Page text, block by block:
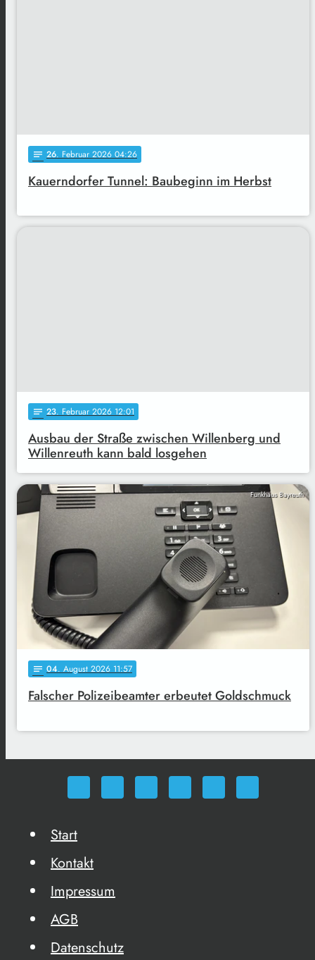
notes 26. Februar 2026 04:26
Kauerndorfer Tunnel: Baubeginn im Herbst
notes 23. Februar 2026 12:01
Ausbau der Straße zwischen Willenberg und
Willenreuth kann bald losgehen
Funkhaus Bayreuth
notes 04. August 2026 11:57
Falscher Polizeibeamter erbeutet Goldschmuck
Start
Kontakt
Impressum
AGB
Datenschutz